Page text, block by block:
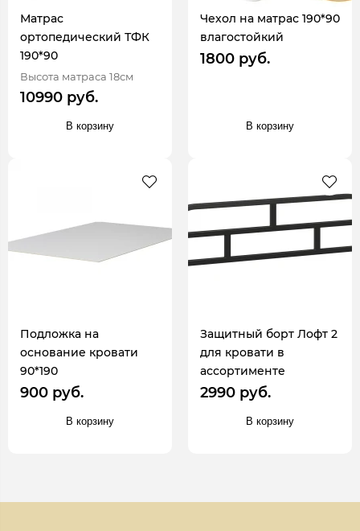
Матрас
ортопедический ТФК
190*90
Высота матраса 18см
10990 руб.
В корзину
Чехол на матрас 190*90
влагостойкий
1800 руб.
В корзину
Подложка на
основание кровати
90*190
900 руб.
В корзину
Защитный борт Лофт 2
для кровати в
ассортименте
2990 руб.
В корзину